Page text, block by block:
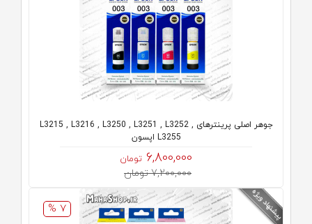
جوهر اصلی پرینترهای L3215 , L3216 , L3250 , L3251 , L3252 ,
L3255 اپسون
6,800,000 تومان
7,200,000 تومان
7 %